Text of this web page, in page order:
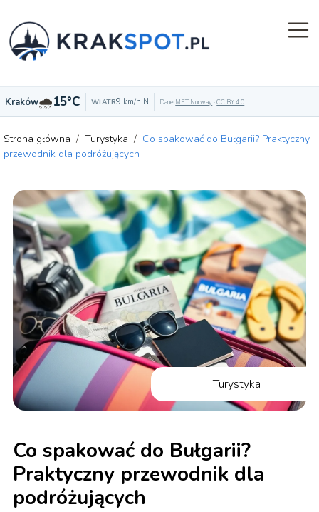
Kraków🌧️15°C WIATR9 km/h N Dane:MET Norway·CC BY 4.0
Strona główna / Turystyka / Co spakować do Bułgarii? Praktyczny
przewodnik dla podróżujących
Turystyka
Co spakować do Bułgarii?
Praktyczny przewodnik dla
podróżujących